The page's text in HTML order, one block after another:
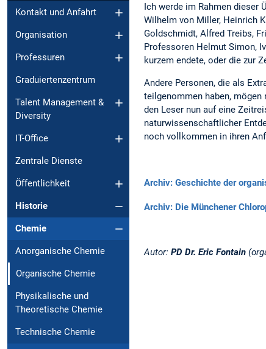
Kontakt und Anfahrt
Organisation
Professuren
Graduiertenzentrum
Talent Management &
Diversity
IT-Office
Zentrale Dienste
Öffentlichkeit
Historie
Chemie
Anorganische Chemie
Organische Chemie
Physikalische und
Theoretische Chemie
Technische Chemie
Ich werde im Rahmen dieser
Wilhelm von Miller, Heinrich
Goldschmidt, Alfred Treibs,
Professoren Helmut Simon,
kurzem endete, oder die zur
Andere Personen, die als
teilgenommen haben,
den Leser nun auf eine
naturwissenschaftlicher
noch vollkommen in ihren
Archiv: Geschichte der
Archiv: Die Münchener
Autor: PD Dr. Eric Fontain